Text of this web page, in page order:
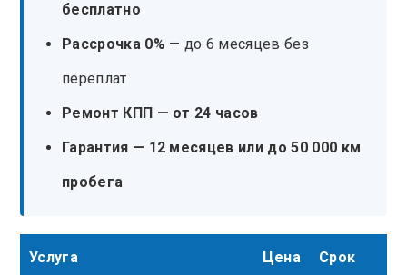
бесплатно
Рассрочка 0% — до 6 месяцев без
переплат
Ремонт КПП — от 24 часов
Гарантия — 12 месяцев или до 50 000 км
пробега
Услуга Цена Срок